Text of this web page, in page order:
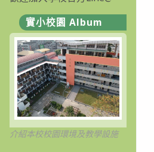
實小校園 Album
介紹本校校園環境及教學設施